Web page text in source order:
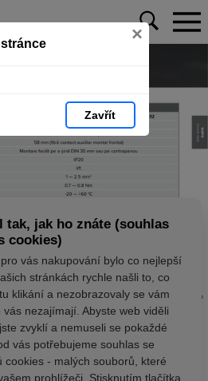
×
Zavřít
tak, jak ho znáte (souhlas
cookies)
vás nakupování bylo co nejlepší
stránkách rychle našli to, co
klikání a nezobrazovaly se vám
nezajímají. Abyste web viděli
zvyklí a nemuseli se pokaždé
vás potřebujeme souhlas se
cookies - malých souborů, které
prohlížeči. Stisknutím tlačítka